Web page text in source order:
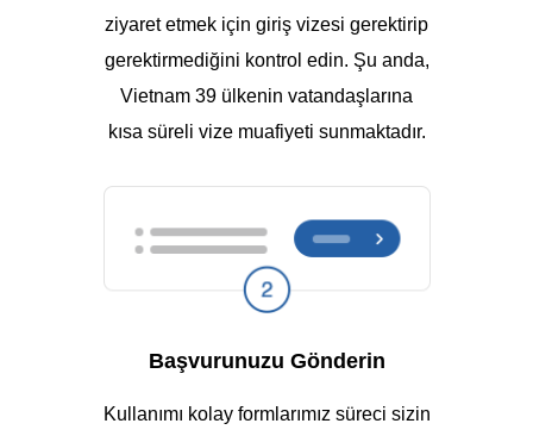
ziyaret etmek için giriş vizesi gerektirip
gerektirmediğini kontrol edin. Şu anda,
Vietnam 39 ülkenin vatandaşlarına
kısa süreli vize muafiyeti sunmaktadır.
Başvurunuzu Gönderin
Kullanımı kolay formlarımız süreci sizin